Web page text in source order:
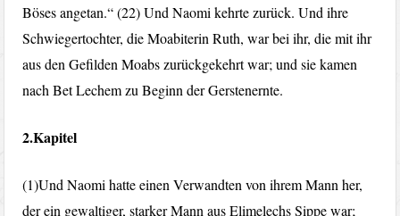
Böses angetan.“ (22) Und Naomi kehrte zurück. Und ihre
Schwiegertochter, die Moabiterin Ruth, war bei ihr, die mit ihr
aus den Gefilden Moabs zurückgekehrt war; und sie kamen
nach Bet Lechem zu Beginn der Gerstenernte.
2.Kapitel
(1)Und Naomi hatte einen Verwandten von ihrem Mann her,
der ein gewaltiger, starker Mann aus Elimelechs Sippe war;